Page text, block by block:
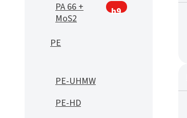
PA 66 +
MoS2
h9
PE
PE-UHMW
PE-HD